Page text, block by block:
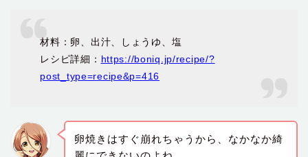
材料：卵、出汁、しょうゆ、塩
レシピ詳細： https://boniq.jp/recipe/?
post_type=recipe&p=416
卵焼きはすぐ崩れちゃうから、なかなか綺